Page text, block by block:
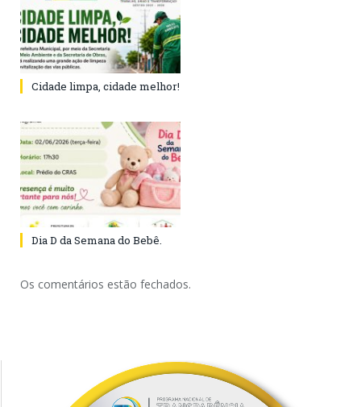
Cidade limpa, cidade melhor!
Dia D da Semana do Bebê.
Os comentários estão fechados.